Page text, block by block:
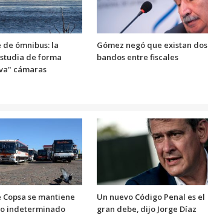
ómnibus: la
de forma
cámaras
Gómez negó que existan dos
bandos entre fiscales
Copsa se mantiene
indeterminado
Un nuevo Código Penal es el
gran debe, dijo Jorge Díaz